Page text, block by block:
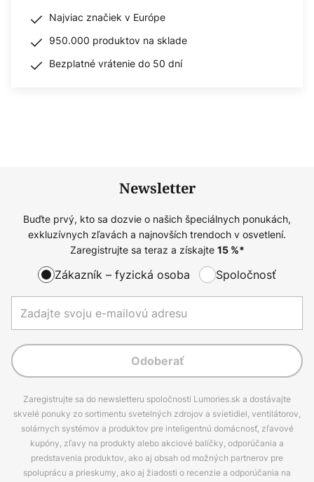
Najviac značiek v Európe
950.000 produktov na sklade
Bezplatné vrátenie do 50 dní
Newsletter
Buďte prvý, kto sa dozvie o našich špeciálnych ponukách,
exkluzívnych zľavách a najnovších trendoch v osvetlení.
Zaregistrujte sa teraz a získajte 15%*
Zákazník – fyzická osoba Spoločnosť
Odoberať
Zaregistrujte sa do newsletteru spoločnosti Lumories.sk a dostávajte
skvelé ponuky zo sortimentu svetelných zdrojov a svietidiel, ventilátorov,
solárnych systémov a produktov pre inteligentnú domácnosť, zľavové
kupóny, zľavy na produkty alebo akciové balíčky, odporúčania a
predstavenia produktov, ako aj obsah od možných partnerov pre
spoluprácu a prieskumy, ako aj žiadosti o recenzie a odporúčania na